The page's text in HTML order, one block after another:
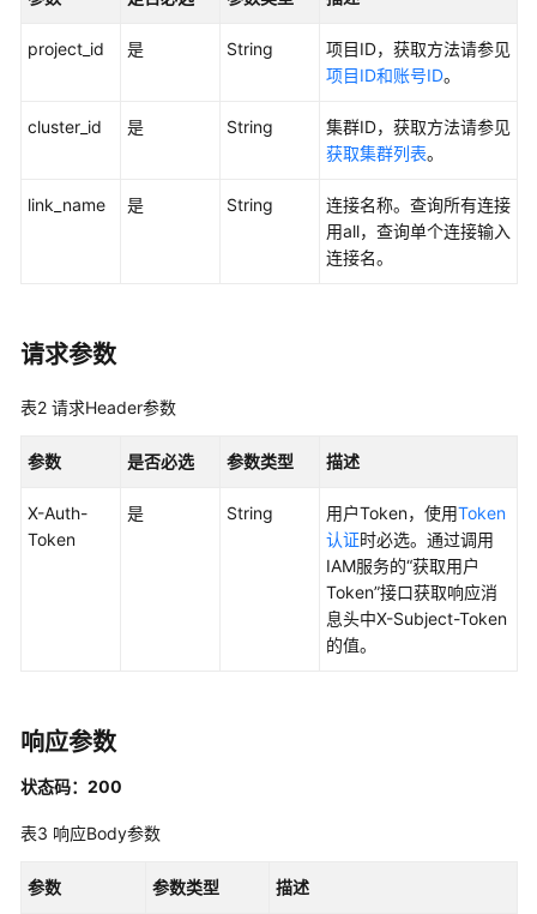
门
用
南
最
参
必
读
何
调
用
project_id 是 String
项目ID，获取方法请参见
项目ID和账号ID。
cluster_id 是 String
集群ID，获取方法请参见
获取集群列表。
link_name 是 String
连接名称。查询所有连接
用all，查询单个连接输入
连接名。
请求参数
表2 请求Header参数
参数 是否必选 参数类型 描述
X-Auth-
Token
是 String 用户Token，使用Token
认证时必选。通过调用
IAM服务的“获取用户
Token”接口获取响应消
息头中X-Subject-Token
的值。
响应参数
状态码：200
表3 响应Body参数
参数 参数类型 描述